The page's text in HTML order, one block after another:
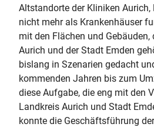
Altstandorte der Kliniken Aurich,
nicht mehr als Krankenhäuser
mit den Flächen und
Aurich und der Stadt Emden
bislang in Szenarien gedacht
kommenden Jahren bis zum
diese Aufgabe, die eng mit den
Landkreis Aurich und Stadt
konnte die Geschäftsführung